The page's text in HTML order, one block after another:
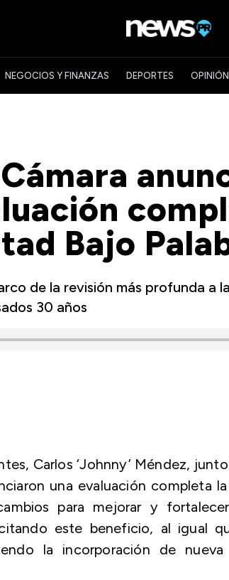
NEGOCIOS Y FINANZAS DEPORTES OPINIÓN
Bajo
de la revisión más profunda a
30 años
Carlos ‘Johnny’ Méndez,
una evaluación completa
para mejorar y
este beneficio, al igual
la incorporación de